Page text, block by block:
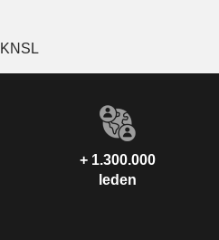
+ 1.300.000
leden